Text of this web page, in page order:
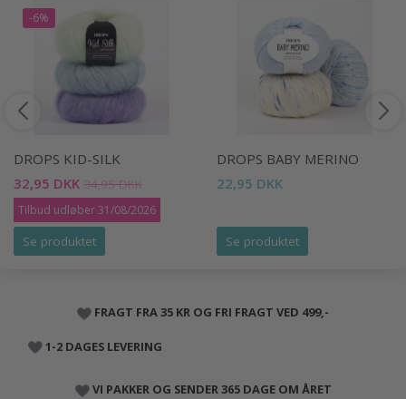
-6%
DROPS KID-SILK
32,95 DKK 34,95 DKK
Tilbud udløber 31/08/2026
Se produktet
DROPS BABY MERINO
22,95 DKK
Se produktet
FRAGT FRA 35 KR OG FRI FRAGT VED 499,-
1-2 DAGES LEVERING
VI PAKKER OG SENDER 365 DAGE OM ÅRET